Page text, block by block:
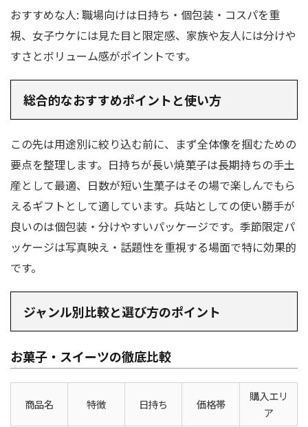
おすすめな人: 職場向けは日持ち・個包装・コスパを重
視、女子ウケには見た目と限定感、家族や友人には分けや
すさとボリューム感がポイントです。
総合的なおすすめポイントと使い方
この先は用途別に絞り込む前に、まず全体像を掴むための
要点を整理します。日持ちが長い焼菓子は長期持ちの手土
産として最適、日数が短い生菓子はその場で楽しんでもら
えるギフトとして適しています。兵站としての使い勝手が
良いのは個包装・分けやすいパッケージです。季節限定パ
ッケージは写真映え・話題性を重視する場面で特に効果的
です。
ジャンル別比較と選び方のポイント
お菓子・スイーツの徹底比較
商品名 特徴 日持ち 価格帯
購入エリ
ア